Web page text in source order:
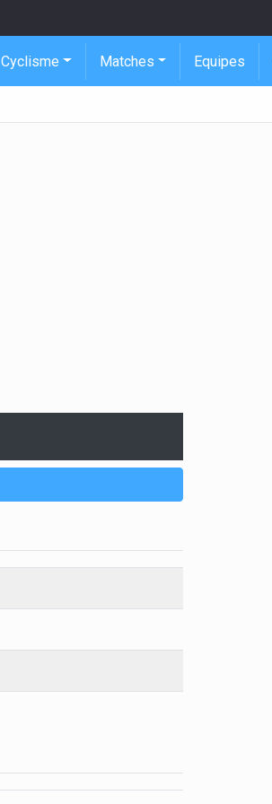
Cyclisme Matches Equipes